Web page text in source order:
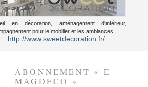
en décoration, aménagement d'intérieur,
pour le mobilier et les ambiances
http://www.sweetdecoration.fr/
ABONNEMENT « E-
MAGDECO »